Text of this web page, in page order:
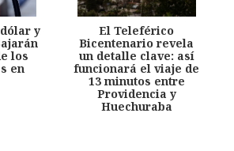
y
los
en
El Teleférico
Bicentenario revela
un detalle clave: así
funcionará el viaje de
13 minutos entre
Providencia y
Huechuraba